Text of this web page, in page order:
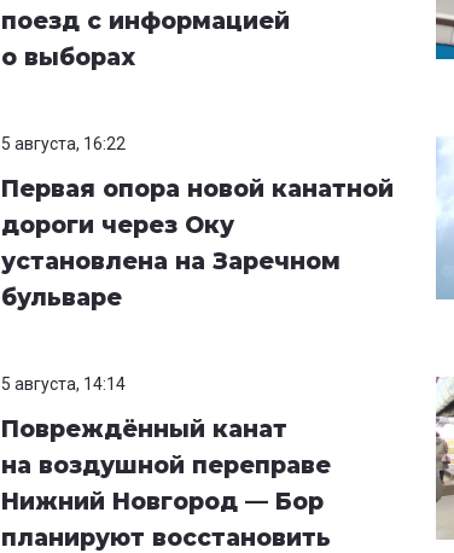
поезд с информацией
о выборах
5 августа, 16:22
Первая опора новой канатной
дороги через Оку
установлена на Заречном
бульваре
5 августа, 14:14
Повреждённый канат
на воздушной переправе
Нижний Новгород — Бор
планируют восстановить